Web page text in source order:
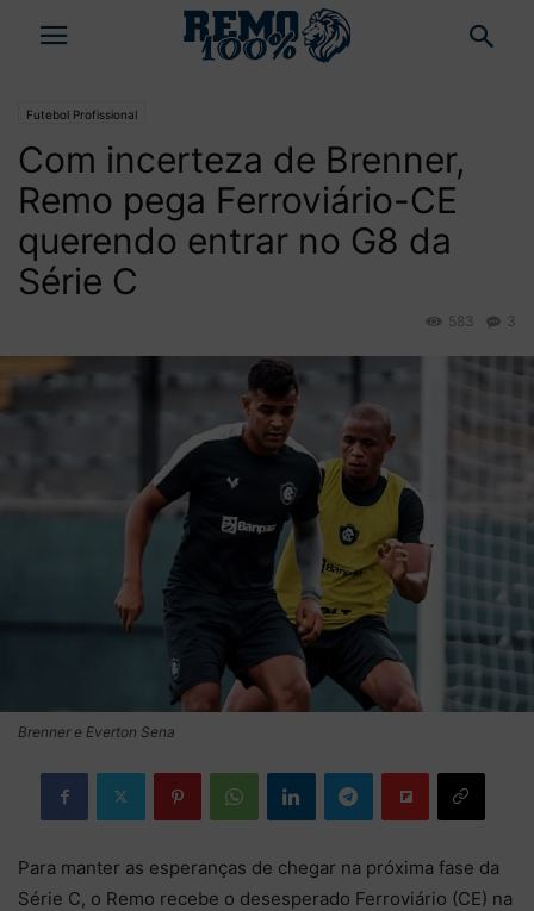
Futebol Profissional
Com incerteza de Brenner,
Remo pega Ferroviário-CE
querendo entrar no G8 da
Série C
3
583
Brenner e Everton Sena
Para manter as esperanças de chegar na próxima fase da
Série C, o Remo recebe o desesperado Ferroviário (CE) na